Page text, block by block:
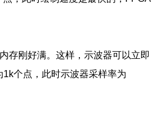
存刚好满。这样，示波器可以立即
个点，此时示波器采样率为